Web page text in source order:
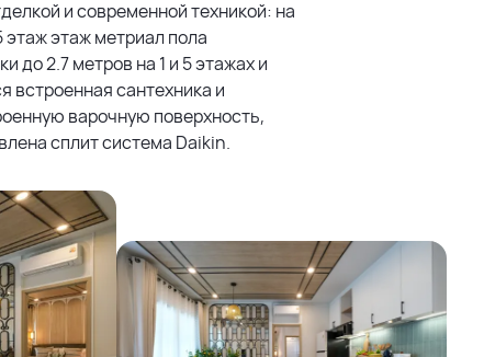
и современной техникой: на
этаж этаж метриал пола
до 2.7 метров на 1 и 5 этажах и
встроенная сантехника и
варочную поверхность,
сплит система Daikin.